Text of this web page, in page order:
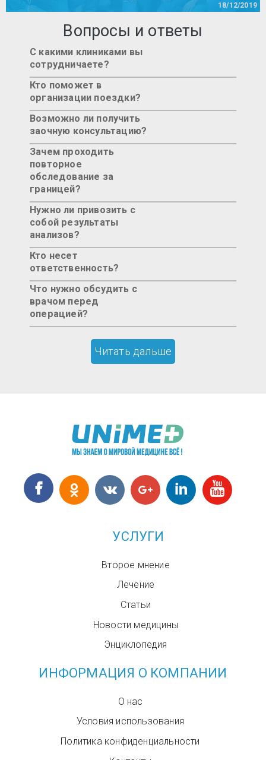
18/12/2019
Вопросы и ответы
С какими клиниками вы
сотрудничаете?
Кто поможет в
организации поездки?
Возможно ли получить
заочную консультацию?
Зачем проходить
повторное
обследование за
границей?
Нужно ли привозить с
собой результаты
анализов?
Кто несет
ответственность?
Что нужно обсудить с
врачом перед
операцией?
Читать дальше
УСЛУГИ
Второе мнение
Лечение
Статьи
Новости медицины
Энциклопедия
ИНФОРМАЦИЯ О КОМПАНИИ
О нас
Условия использования
Политика конфиденциальности